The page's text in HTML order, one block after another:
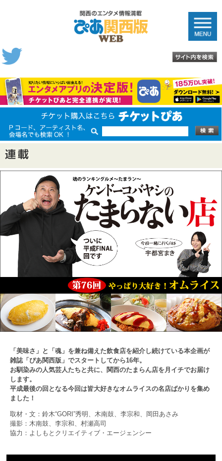
「美味さ」と「魂」を兼ね備えた飲食店を紹介し続けている本企画が
雑誌「ぴあ関西版」でスタートしてから16年。
お馴染みの人気芸人たちと共に、関西のたまらん店を月イチでお届け
します。
平成最後の回となる今回は皆大好きなオムライスの名店ばかりを集め
ました！
取材・文：鈴木“GORI”秀明、木南鼓、李宗和、岡田あさみ
撮影：木南鼓、李宗和、村瀬高司
協力：よしもとクリエイティブ・エージェンシー